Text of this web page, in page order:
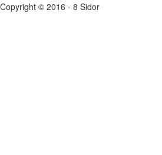
Copyright © 2016 - 8 Sidor